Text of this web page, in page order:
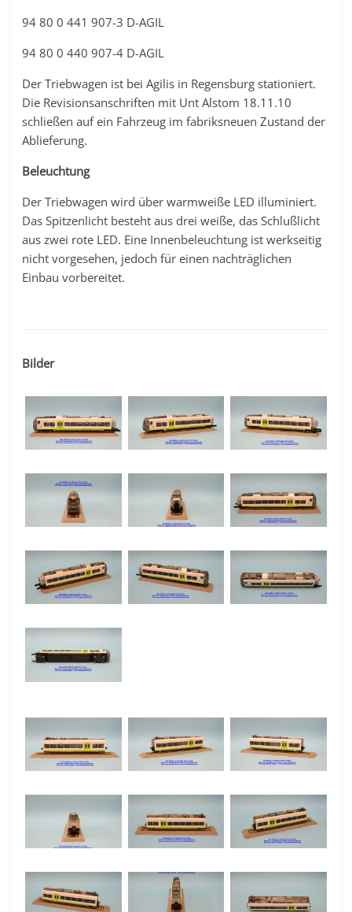
94 80 0 441 907-3 D-AGIL
94 80 0 440 907-4 D-AGIL
Der Triebwagen ist bei Agilis in Regensburg stationiert.
Die Revisionsanschriften mit Unt Alstom 18.11.10
schließen auf ein Fahrzeug im fabriksneuen Zustand der
Ablieferung.
Beleuchtung
Der Triebwagen wird über warmweiße LED illuminiert.
Das Spitzenlicht besteht aus drei weiße, das Schlußlicht
aus zwei rote LED. Eine Innenbeleuchtung ist werkseitig
nicht vorgesehen, jedoch für einen nachträglichen
Einbau vorbereitet.
Bilder